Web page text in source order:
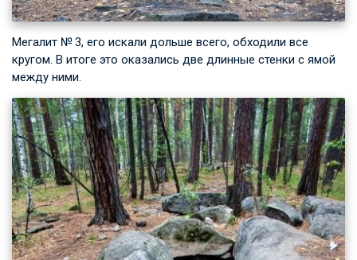
Мегалит № 3, его искали дольше всего, обходили все
кругом. В итоге это оказались две длинные стенки с ямой
между ними.